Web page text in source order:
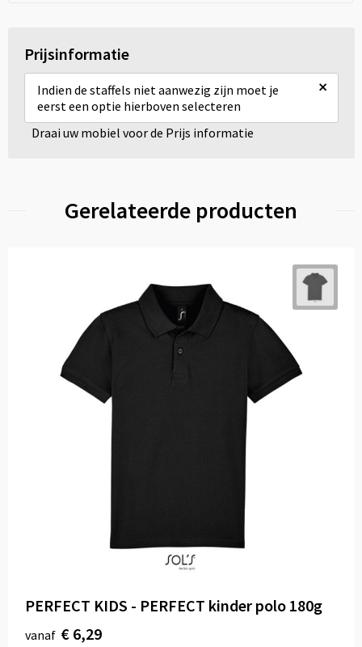
Prijsinformatie
Indien de staffels niet aanwezig zijn moet je
eerst een optie hierboven selecteren
×
Draai uw mobiel voor de Prijs informatie
Gerelateerde producten
PERFECT KIDS - PERFECT kinder polo 180g
vanaf € 6,29